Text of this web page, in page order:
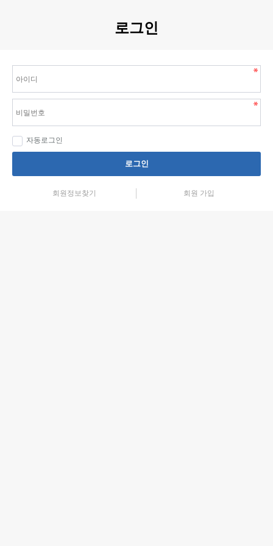
로그인
자동로그인
로그인
회원정보찾기 회원 가입